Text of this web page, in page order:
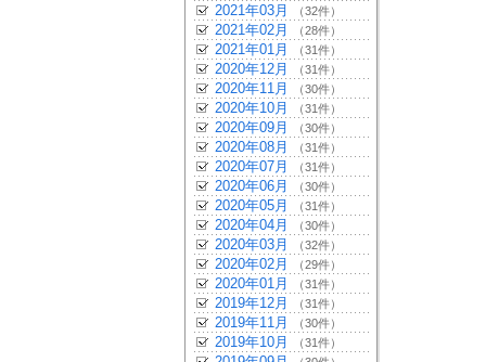
2021年03月 （32件）
2021年02月 （28件）
2021年01月 （31件）
2020年12月 （31件）
2020年11月 （30件）
2020年10月 （31件）
2020年09月 （30件）
2020年08月 （31件）
2020年07月 （31件）
2020年06月 （30件）
2020年05月 （31件）
2020年04月 （30件）
2020年03月 （32件）
2020年02月 （29件）
2020年01月 （31件）
2019年12月 （31件）
2019年11月 （30件）
2019年10月 （31件）